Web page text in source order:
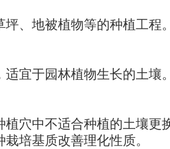
坪、地被植物等的种植工程
适宜于园林植物生长的土壤
植穴中不适合种植的土壤更
培基质改善理化性质。